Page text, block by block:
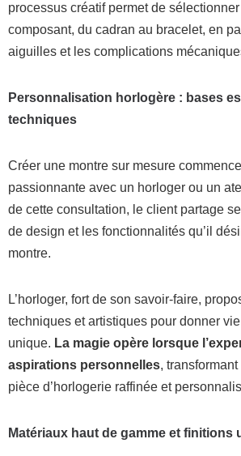
processus créatif permet de
composant, du cadran au bracelet, en
aiguilles et les complications
Personnalisation horlogère : bases
techniques
Créer une montre sur mesure
passionnante avec un horloger ou un
de cette consultation, le client partage
de design et les fonctionnalités qu’il
montre.
L’horloger, fort de son savoir-faire,
techniques et artistiques pour donner
unique. La magie opère lorsque
aspirations personnelles,
pièce d’horlogerie raffinée et
Matériaux haut de gamme et finitions